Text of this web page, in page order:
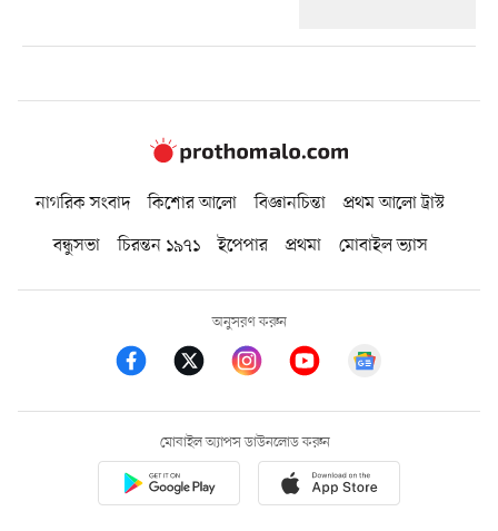
নাগরিক সংবাদ কিশোর আলো বিজ্ঞানচিন্তা
প্রথম আলো ট্রাস্ট
বন্ধুসভা
চিরন্তন ১৯৭১ ইপেপার প্রথমা মোবাইল ভ্যাস
অনুসরণ করুন
মোবাইল অ্যাপস ডাউনলোড করুন